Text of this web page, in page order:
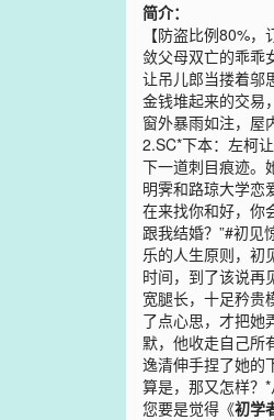
简介：
【防盗比例80%
敛父母双亡的乖乖
让吊儿郎当搂着邬
金钱堆起来的交易
窗外暴雨如注，屋
2.SC*下本：左柯
下一道刺目痕迹。
明霁和路琼大学恋
在来找你和好，你
跟我结婚？”#初
乐的人生原则，初
时间，到了该说再
宽腿长，十足矜贵
了点心思，才把她
默，他收走自己所
逸清伸手捏了她的
算是，那又怎样？
您要是觉得《初学